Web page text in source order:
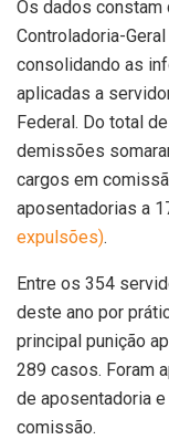
Os dados constam
Controladoria-
consolidando as
aplicadas a
Federal. Do total
demissões
cargos em
aposentadorias a
expulsões).
Entre os 354
deste ano por
principal punição
289 casos. Foram
de aposentadoria
comissão.